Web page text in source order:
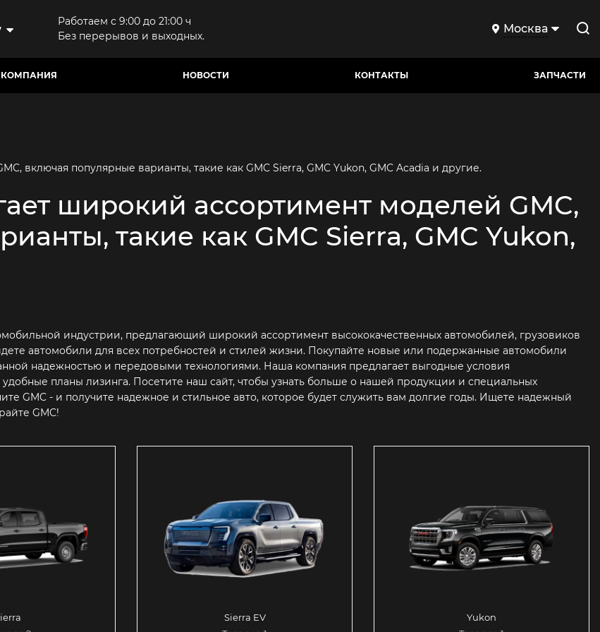
Работаем с 9:00 до 21:00 ч
Без перерывов и выходных.
Москва
КОМПАНИЯ НОВОСТИ КОНТАКТЫ ЗАПЧАСТИ
включая популярные варианты, такие как GMC Sierra, GMC Yukon, GMC Acadia и другие.
широкий ассортимент моделей GMC,
такие как GMC Sierra, GMC Yukon,
индустрии, предлагающий широкий ассортимент высококачественных автомобилей, грузовиков
автомобили для всех потребностей и стилей жизни. Покупайте новые или подержанные автомобили
надежностью и передовыми технологиями. Наша компания предлагает выгодные условия
планы лизинга. Посетите наш сайт, чтобы узнать больше о нашей продукции и специальных
GMC - и получите надежное и стильное авто, которое будет служить вам долгие годы. Ищете надежный
GMC!
Sierra EV
Yukon